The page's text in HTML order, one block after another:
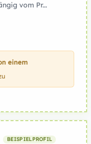
vom Pr...
einem
BEISPIELPROFIL